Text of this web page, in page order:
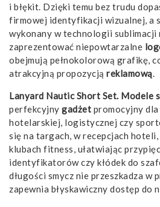
i błękit. Dzięki temu bez trudu
firmowej identyfikacji wizualnej, a
wykonany w technologii sublimacji
zaprezentować niepowtarzalne
obejmują pełnokolorową grafikę,
atrakcyjną propozycją reklamową.
Lanyard Nautic Short Set. Modele
perfekcyjny gadżet promocyjny
hotelarskiej, logistycznej czy
się na targach, w recepcjach hoteli,
klubach fitness, ułatwiając
identyfikatorów czy kłódek do
długości smycz nie przeszkadza w
zapewnia błyskawiczny dostęp do